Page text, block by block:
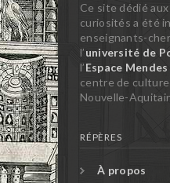
Ce site dédié
curiosités a été
enseignants-
l’université de
l’Espace
centre de
Nouvelle-
RÉPÈRES
À propos